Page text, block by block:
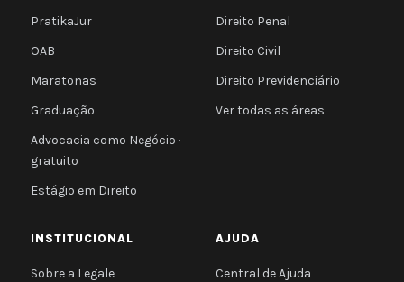
PratikaJur
OAB
Maratonas
Graduação
Advocacia como Negócio ·
gratuito
Estágio em Direito
Direito Penal
Direito Civil
Direito Previdenciário
Ver todas as áreas
INSTITUCIONAL
Sobre a Legale
AJUDA
Central de Ajuda